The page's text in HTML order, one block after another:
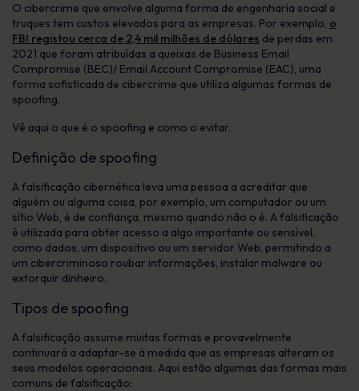
O cibercrime que envolve alguma forma de engenharia social e
truques tem custos elevados para as empresas. Por exemplo, o
FBI registou cerca de 2,4 mil milhões de dólares de perdas em
2021 que foram atribuídas a queixas de Business Email
Compromise (BEC)/ Email Account Compromise (EAC), uma
forma sofisticada de cibercrime que utiliza algumas formas de
spoofing.
Vê aqui o que é o spoofing e como o evitar.
Definição de spoofing
A falsificação cibernética leva uma pessoa a acreditar que
alguém ou alguma coisa, por exemplo, um computador ou um
sítio Web, é de confiança, mesmo quando não o é. A falsificação
é utilizada para obter acesso a algo importante ou sensível,
como dados, um dispositivo ou um servidor Web, permitindo a
um cibercriminoso roubar informações, instalar malware ou
extorquir dinheiro.
Tipos de spoofing
A falsificação assume muitas formas e provavelmente
continuará a adaptar-se à medida que as empresas alteram os
seus modelos operacionais. Aqui estão algumas das formas mais
comuns de falsificação: